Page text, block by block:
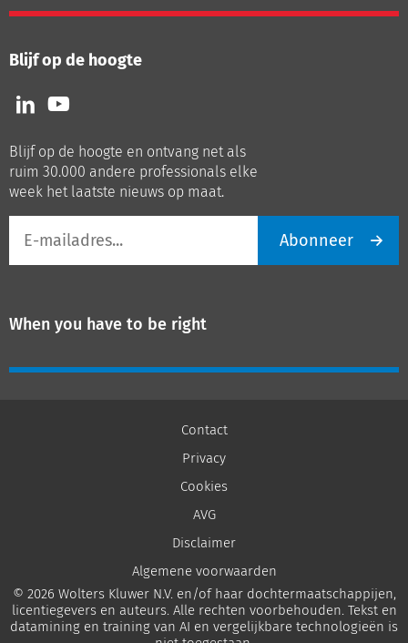
Blijf op de hoogte
Volg
ons
LinkedIn
Volg
ons
Youtube
Blijf op de hoogte en ontvang net als
ruim 30.000 andere professionals elke
week het laatste nieuws op maat.
mailadres
Abonneer
When you have to be right
Contact
Privacy
Cookies
AVG
Disclaimer
Algemene voorwaarden
© 2026 Wolters Kluwer N.V. en/of haar dochtermaatschappijen,
licentiegevers en auteurs. Alle rechten voorbehouden. Tekst en
datamining en training van AI en vergelijkbare technologieën is